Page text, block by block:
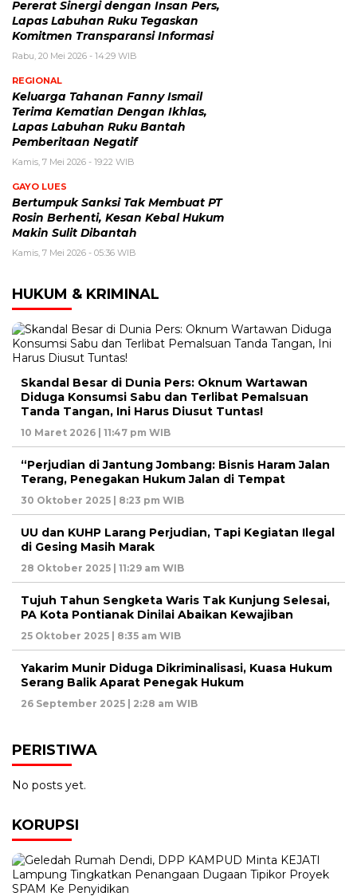
Pererat Sinergi dengan Insan Pers,
Lapas Labuhan Ruku Tegaskan
Komitmen Transparansi Informasi
Rabu, 20 Mei 2026 - 14:29 WIB
REGIONAL
Keluarga Tahanan Fanny Ismail
Terima Kematian Dengan Ikhlas,
Lapas Labuhan Ruku Bantah
Pemberitaan Negatif
Kamis, 7 Mei 2026 - 19:22 WIB
GAYO LUES
Bertumpuk Sanksi Tak Membuat PT
Rosin Berhenti, Kesan Kebal Hukum
Makin Sulit Dibantah
Kamis, 7 Mei 2026 - 05:36 WIB
HUKUM & KRIMINAL
Skandal Besar di Dunia Pers: Oknum Wartawan
Diduga Konsumsi Sabu dan Terlibat Pemalsuan
Tanda Tangan, Ini Harus Diusut Tuntas!
10 Maret 2026 | 11:47 pm WIB
“Perjudian di Jantung Jombang: Bisnis Haram Jalan
Terang, Penegakan Hukum Jalan di Tempat
30 Oktober 2025 | 8:23 pm WIB
UU dan KUHP Larang Perjudian, Tapi Kegiatan Ilegal
di Gesing Masih Marak
28 Oktober 2025 | 11:29 am WIB
Tujuh Tahun Sengketa Waris Tak Kunjung Selesai,
PA Kota Pontianak Dinilai Abaikan Kewajiban
25 Oktober 2025 | 8:35 am WIB
Yakarim Munir Diduga Dikriminalisasi, Kuasa Hukum
Serang Balik Aparat Penegak Hukum
26 September 2025 | 2:28 am WIB
PERISTIWA
No posts yet.
KORUPSI